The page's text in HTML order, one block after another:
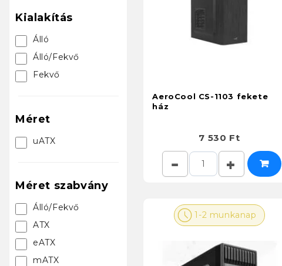
Kialakítás
Álló
Álló/Fekvő
Fekvő
Méret
uATX
Méret szabvány
Álló/Fekvő
ATX
eATX
mATX
AeroCool CS-1103 fekete
ház
7 530 Ft
1-2 munkanap